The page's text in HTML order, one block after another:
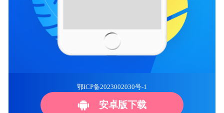
鄂ICP备2023002030号-1
安卓版下载